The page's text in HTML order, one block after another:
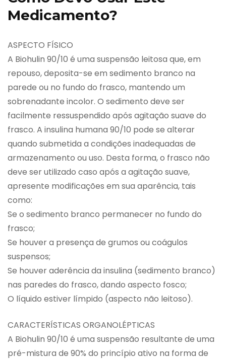
Medicamento?
ASPECTO FÍSICO
A Biohulin 90/10 é uma suspensão leitosa que, em
repouso, deposita-se em sedimento branco na
parede ou no fundo do frasco, mantendo um
sobrenadante incolor. O sedimento deve ser
facilmente ressuspendido após agitação suave do
frasco. A insulina humana 90/10 pode se alterar
quando submetida a condições inadequadas de
armazenamento ou uso. Desta forma, o frasco não
deve ser utilizado caso após a agitação suave,
apresente modificações em sua aparência, tais
como:
Se o sedimento branco permanecer no fundo do
frasco;
Se houver a presença de grumos ou coágulos
suspensos;
Se houver aderência da insulina (sedimento branco)
nas paredes do frasco, dando aspecto fosco;
O líquido estiver límpido (aspecto não leitoso).
CARACTERÍSTICAS ORGANOLÉPTICAS
A Biohulin 90/10 é uma suspensão resultante de uma
pré-mistura de 90% do princípio ativo na forma de